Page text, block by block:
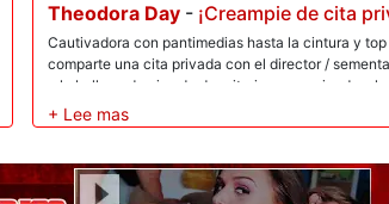
Theodora Day - ¡Creampie de cita
Cautivadora con pantimedias hasta la cintura y
comparte una cita privada con el director /
a la belleza de ojos de dormitorio que asciende a
bragas ajustadas mientras Mick vierte botellas de
para mostrar sus tetas perfectas y naturales.
lengua en el culo en una mamada obscena.
permitiendo una follada de coño empujada. Mick